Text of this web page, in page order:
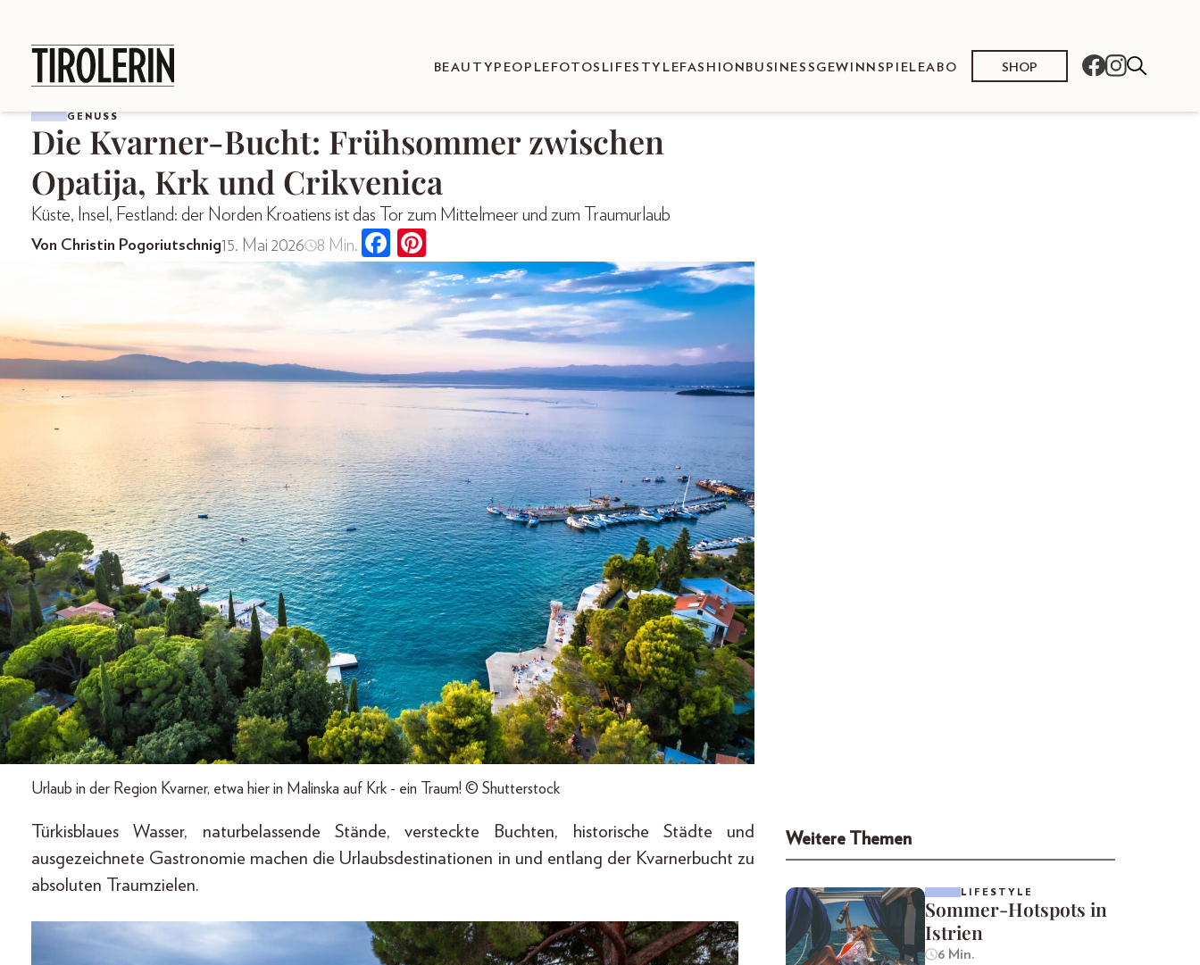
BEAUTY PEOPLE FOTOS LIFESTYLE FASHION BUSINESS GEWINNSPIELEABO SHOP
GENUSS
Die Kvarner-Bucht: Frühsommer zwischen
Opatija, Krk und Crikvenica
Küste, Insel, Festland: der Norden Kroatiens ist das Tor zum Mittelmeer und zum Traumurlaub
Von Christin Pogoriutschnig15. Mai 2026 8 Min.
Urlaub in der Region Kvarner, etwa hier in Malinska auf Krk - ein Traum! © Shutterstock
Türkisblaues Wasser, naturbelassende Stände, versteckte Buchten, historische Städte und
ausgezeichnete Gastronomie machen die Urlaubsdestinationen in und entlang der Kvarnerbucht zu
absoluten Traumzielen.
Weitere Themen
LIFESTYLE
Sommer-Hotspots in
Istrien
6 Min.